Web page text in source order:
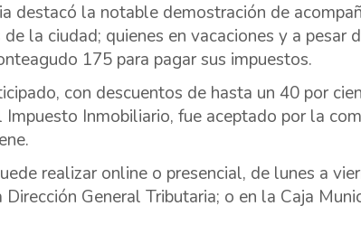
destacó la notable demostración de
la ciudad; quienes en vacaciones y a pesar
175 para pagar sus impuestos.
con descuentos de hasta un 40 por
Inmobiliario, fue aceptado por la
realizar online o presencial, de lunes a
General Tributaria; o en la Caja